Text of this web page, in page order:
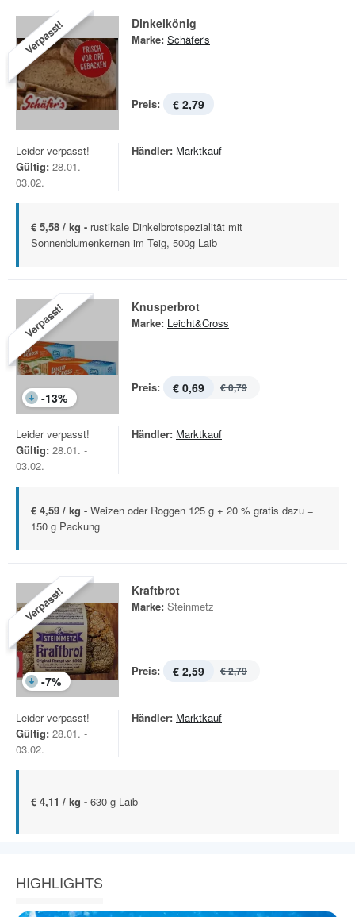
Verpasst! Dinkelkönig
Marke: Schäfer's
Preis: € 2,79
Leider verpasst!
Gültig: 28.01. -
03.02.
Händler: Marktkauf
€ 5,58 / kg - rustikale Dinkelbrotspezialität mit
Sonnenblumenkernen im Teig, 500g Laib
Verpasst!
-13%
Knusperbrot
Marke: Leicht&Cross
Preis: € 0,69 € 0,79
Leider verpasst!
Gültig: 28.01. -
03.02.
Händler: Marktkauf
€ 4,59 / kg - Weizen oder Roggen 125 g + 20 % gratis dazu =
150 g Packung
Verpasst!
-7%
Kraftbrot
Marke: Steinmetz
Preis: € 2,59 € 2,79
Leider verpasst!
Gültig: 28.01. -
03.02.
Händler: Marktkauf
€ 4,11 / kg - 630 g Laib
HIGHLIGHTS